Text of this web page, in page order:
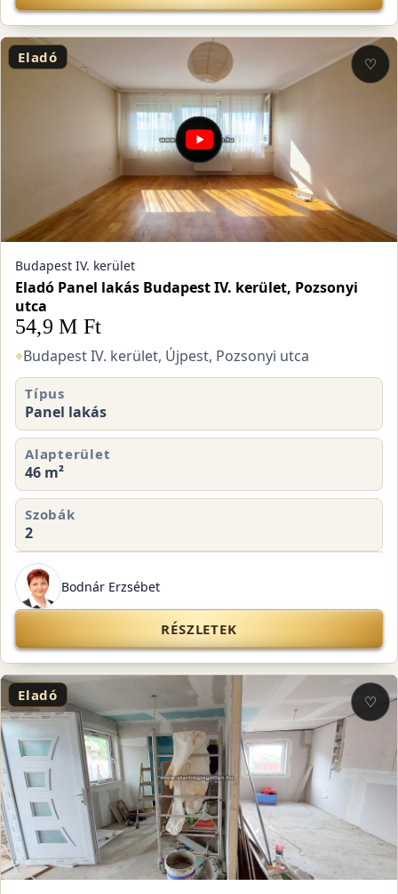
Eladó ♡
Budapest IV. kerület
Eladó Panel lakás Budapest IV. kerület, Pozsonyi
utca
54,9 M Ft
⌖Budapest IV. kerület, Újpest, Pozsonyi utca
Típus
Panel lakás
Alapterület
46 m²
Szobák
2
Bodnár Erzsébet
RÉSZLETEK
Eladó ♡